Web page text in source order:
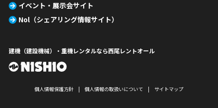
イベント・展示会サイト
Nol（シェアリング情報サイト）
建機（建設機械）・重機レンタルなら西尾レントオール
個人情報保護方針 個人情報の取扱いについて サイトマップ